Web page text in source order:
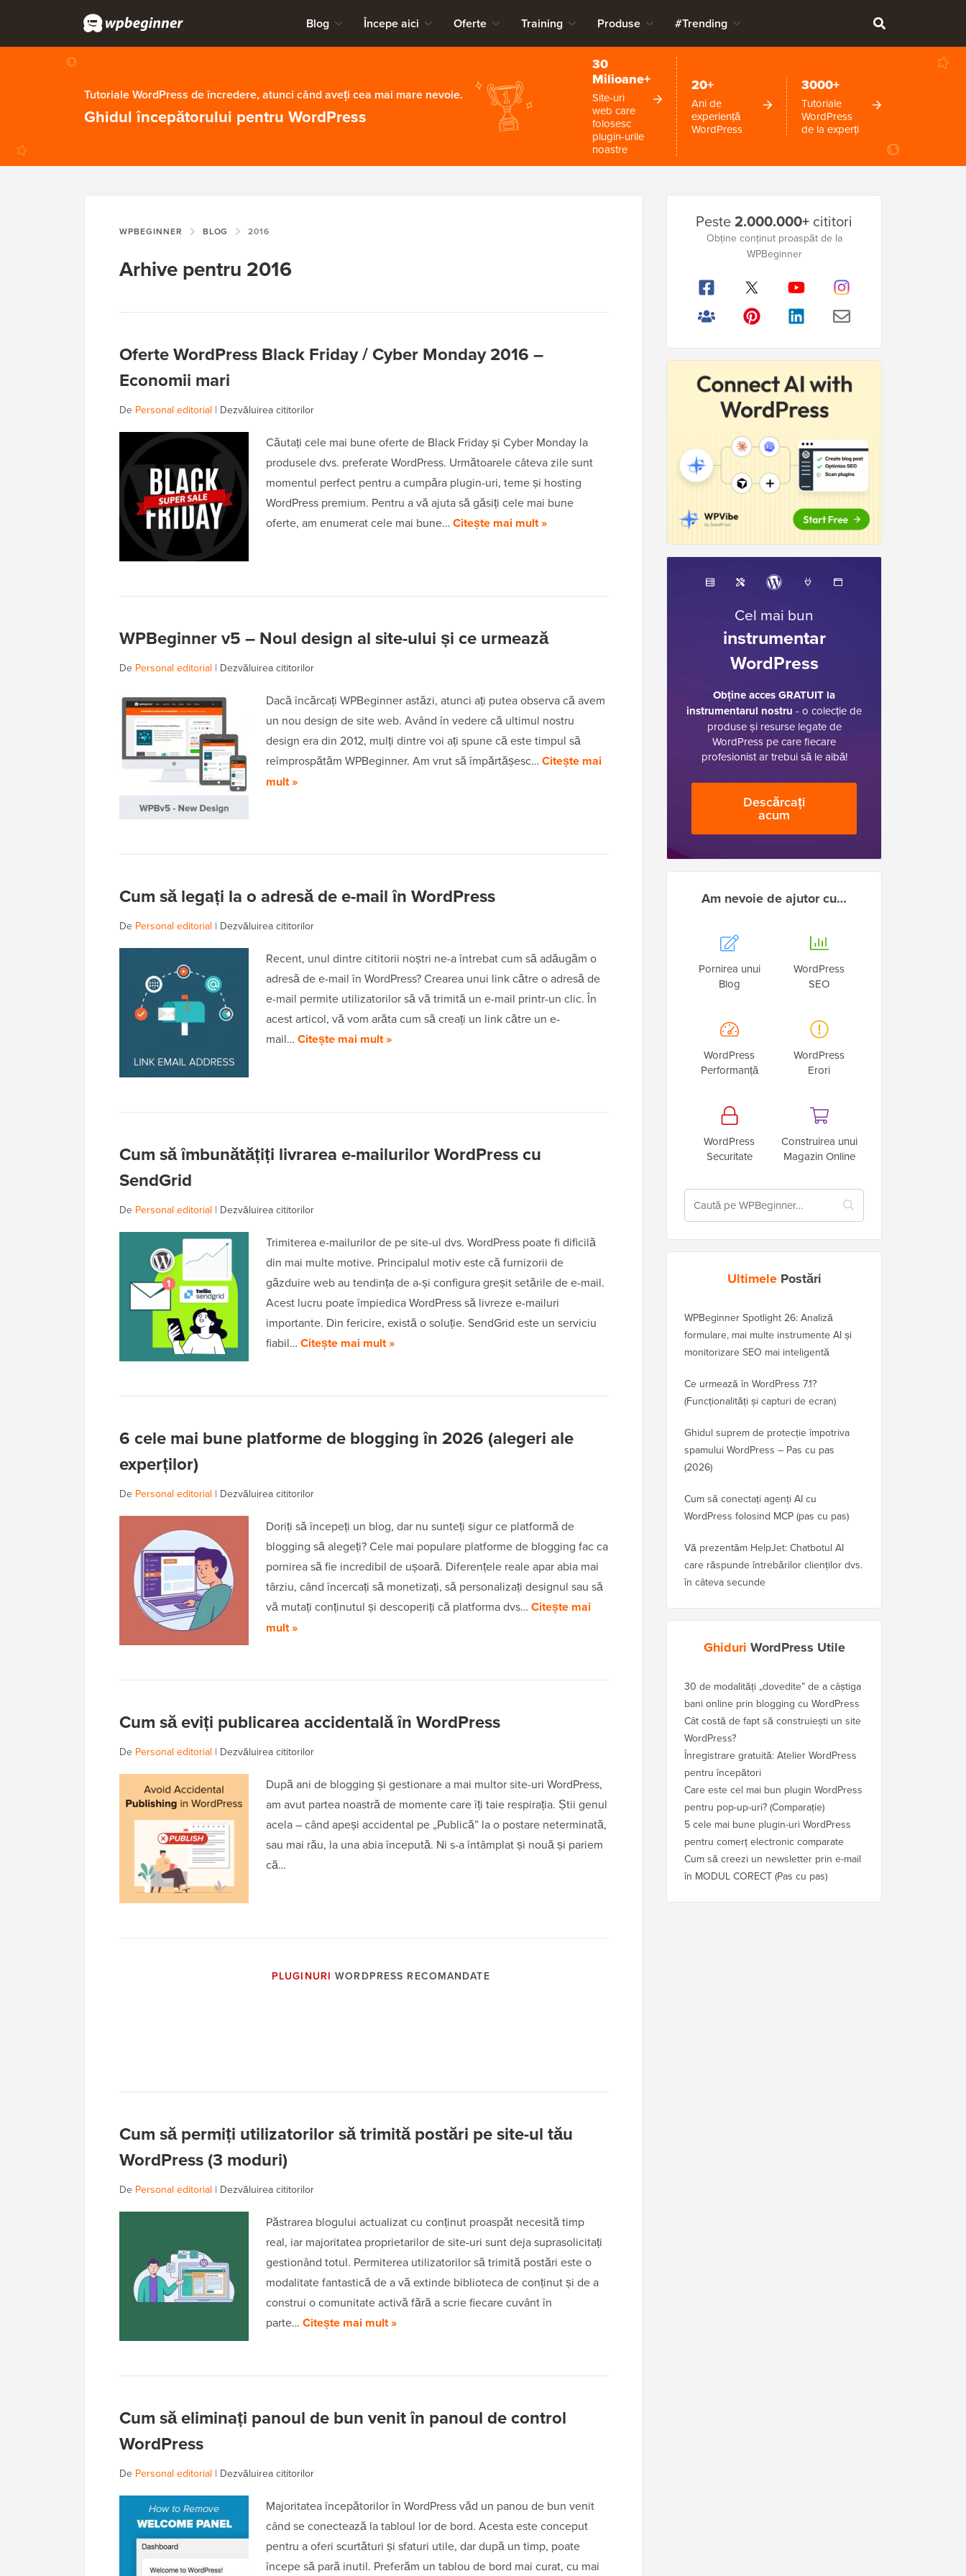
Blog Începe aici Oferte Training Produse #Trending
Tutoriale WordPress de încredere, atunci când aveți cea mai mare nevoie.
Ghidul începătorului pentru WordPress
30
Milioane+
Site-uri
web care
folosesc
plugin-urile
noastre
20+
Ani de
experiență
WordPress
3000+
Tutoriale
WordPress
de la experți
WPBEGINNER BLOG 2016
Arhive pentru 2016
Oferte WordPress Black Friday / Cyber Monday 2016 –
Economii mari
De Personal editorial | Dezvăluirea cititorilor
Căutați cele mai bune oferte de Black Friday și Cyber Monday la
produsele dvs. preferate WordPress. Următoarele câteva zile sunt
momentul perfect pentru a cumpăra plugin-uri, teme și hosting
WordPress premium. Pentru a vă ajuta să găsiți cele mai bune
oferte, am enumerat cele mai bune… Citește mai mult »
WPBeginner v5 – Noul design al site-ului și ce urmează
De Personal editorial | Dezvăluirea cititorilor
Dacă încărcați WPBeginner astăzi, atunci ați putea observa că avem
un nou design de site web. Având în vedere că ultimul nostru
design era din 2012, mulți dintre voi ați spune că este timpul să
reîmprospătăm WPBeginner. Am vrut să împărtășesc… Citește mai
mult »
Cum să legați la o adresă de e-mail în WordPress
De Personal editorial | Dezvăluirea cititorilor
Recent, unul dintre cititorii noștri ne-a întrebat cum să adăugăm o
adresă de e-mail în WordPress? Crearea unui link către o adresă de
e-mail permite utilizatorilor să vă trimită un e-mail printr-un clic. În
acest articol, vă vom arăta cum să creați un link către un e-
mail… Citește mai mult »
Cum să îmbunătățiți livrarea e-mailurilor WordPress cu
SendGrid
De Personal editorial | Dezvăluirea cititorilor
Trimiterea e-mailurilor de pe site-ul dvs. WordPress poate fi dificilă
din mai multe motive. Principalul motiv este că furnizorii de
găzduire web au tendința de a-și configura greșit setările de e-mail.
Acest lucru poate împiedica WordPress să livreze e-mailuri
importante. Din fericire, există o soluție. SendGrid este un serviciu
fiabil… Citește mai mult »
6 cele mai bune platforme de blogging în 2026 (alegeri ale
experților)
De Personal editorial | Dezvăluirea cititorilor
Doriți să începeți un blog, dar nu sunteți sigur ce platformă de
blogging să alegeți? Cele mai populare platforme de blogging fac ca
pornirea să fie incredibil de ușoară. Diferențele reale apar abia mai
târziu, când încercați să monetizați, să personalizați designul sau să
vă mutați conținutul și descoperiți că platforma dvs… Citește mai
mult »
Cum să eviți publicarea accidentală în WordPress
De Personal editorial | Dezvăluirea cititorilor
După ani de blogging și gestionare a mai multor site-uri WordPress,
am avut partea noastră de momente care îți taie respirația. Știi genul
acela – când apeși accidental pe „Publică” la o postare neterminată,
sau mai rău, la una abia începută. Ni s-a întâmplat și nouă și pariem
că…
PLUGINURI WORDPRESS RECOMANDATE
Cum să permiți utilizatorilor să trimită postări pe site-ul tău
WordPress (3 moduri)
De Personal editorial | Dezvăluirea cititorilor
Păstrarea blogului actualizat cu conținut proaspăt necesită timp
real, iar majoritatea proprietarilor de site-uri sunt deja suprasolicitați
gestionând totul. Permiterea utilizatorilor să trimită postări este o
modalitate fantastică de a vă extinde biblioteca de conținut și de a
construi o comunitate activă fără a scrie fiecare cuvânt în
parte… Citește mai mult »
Cum să eliminați panoul de bun venit în panoul de control
WordPress
De Personal editorial | Dezvăluirea cititorilor
Majoritatea începătorilor în WordPress văd un panou de bun venit
când se conectează la tabloul lor de bord. Acesta este conceput
pentru a oferi scurtături și sfaturi utile, dar după un timp, poate
începe să pară inutil. Preferăm un tablou de bord mai curat, cu mai
laterală
Peste2.000.000+ cititori
Obține conținut proaspăt de la
WPBeginner
Cel mai bun
instrumentar
WordPress
Obține acces GRATUIT la
instrumentarul nostru - o colecție de
produse și resurse legate de
WordPress pe care fiecare
profesionist ar trebui să le aibă!
Descărcați
acum
Am nevoie de ajutor cu…
Pornirea unui
Blog
WordPress
SEO
WordPress
Performanță
WordPress
Erori
WordPress
Securitate
Construirea unui
Magazin Online
UltimelePostări
WPBeginner Spotlight 26: Analiză
formulare, mai multe instrumente AI și
monitorizare SEO mai inteligentă
Ce urmează în WordPress 7.1?
(Funcționalități și capturi de ecran)
Ghidul suprem de protecție împotriva
spamului WordPress – Pas cu pas
(2026)
Cum să conectați agenți AI cu
WordPress folosind MCP (pas cu pas)
Vă prezentăm HelpJet: Chatbotul AI
care răspunde întrebărilor clienților dvs.
în câteva secunde
Ghiduri WordPress Utile
30 de modalități „dovedite” de a câștiga
bani online prin blogging cu WordPress
Cât costă de fapt să construiești un site
WordPress?
Înregistrare gratuită: Atelier WordPress
pentru începători
Care este cel mai bun plugin WordPress
pentru pop-up-uri? (Comparație)
5 cele mai bune plugin-uri WordPress
pentru comerț electronic comparate
Cum să creezi un newsletter prin e-mail
în MODUL CORECT (Pas cu pas)